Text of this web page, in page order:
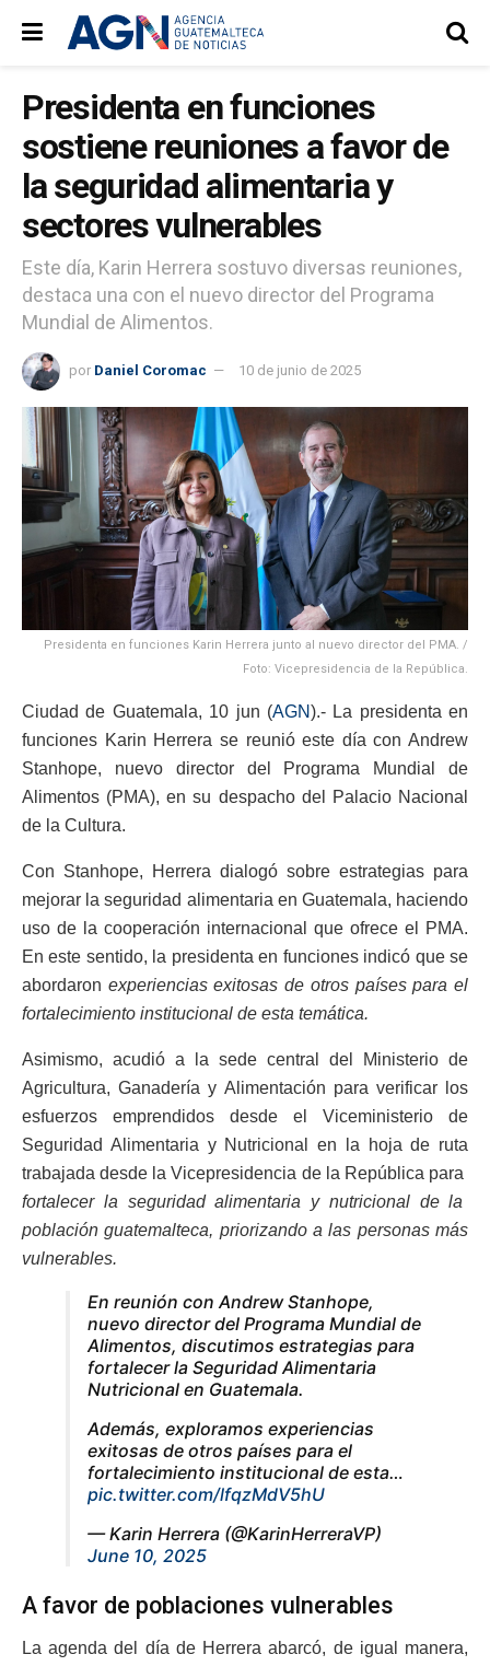
Presidenta en funciones
sostiene reuniones a favor de
la seguridad alimentaria y
sectores vulnerables
Este día, Karin Herrera sostuvo diversas reuniones,
destaca una con el nuevo director del Programa
Mundial de Alimentos.
por Daniel Coromac 10 de junio de 2025
Presidenta en funciones Karin Herrera junto al nuevo director del PMA. /
Foto: Vicepresidencia de la República.
Ciudad de Guatemala, 10 jun (AGN).- La presidenta en
funciones Karin Herrera se reunió este día con Andrew
Stanhope, nuevo director del Programa Mundial de
Alimentos (PMA), en su despacho del Palacio Nacional
de la Cultura.
Con Stanhope, Herrera dialogó sobre estrategias para
mejorar la seguridad alimentaria en Guatemala, haciendo
uso de la cooperación internacional que ofrece el PMA.
En este sentido, la presidenta en funciones indicó que se
abordaron experiencias exitosas de otros países para el
fortalecimiento institucional de esta temática.
Asimismo, acudió a la sede central del Ministerio de
Agricultura, Ganadería y Alimentación para verificar los
esfuerzos emprendidos desde el Viceministerio de
Seguridad Alimentaria y Nutricional en la hoja de ruta
trabajada desde la Vicepresidencia de la República para
fortalecer la seguridad alimentaria y nutricional de la
población guatemalteca, priorizando a las personas más
vulnerables.
En reunión con Andrew Stanhope,
nuevo director del Programa Mundial de
Alimentos, discutimos estrategias para
fortalecer la Seguridad Alimentaria
Nutricional en Guatemala.
Además, exploramos experiencias
exitosas de otros países para el
fortalecimiento institucional de esta…
pic.twitter.com/lfqzMdV5hU
— Karin Herrera (@KarinHerreraVP)
June 10, 2025
A favor de poblaciones vulnerables
La agenda del día de Herrera abarcó, de igual manera,